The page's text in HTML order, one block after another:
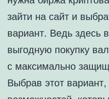
зайти на сайт и
вариант. Ведь здесь
выгодную покупку
с максимально
Выбрав этот